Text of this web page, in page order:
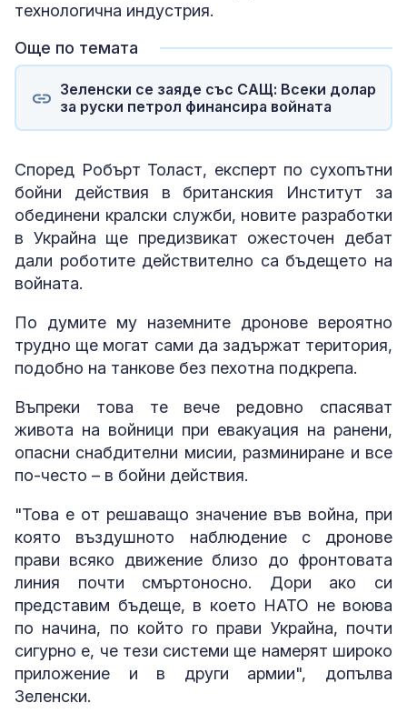
технологична индустрия.
Още по темата
Зеленски се заяде със САЩ: Всеки долар
за руски петрол финансира войната
Според Робърт Толаст, експерт по сухопътни
бойни действия в британския Институт за
обединени кралски служби, новите разработки
в Украйна ще предизвикат ожесточен дебат
дали роботите действително са бъдещето на
войната.
По думите му наземните дронове вероятно
трудно ще могат сами да задържат територия,
подобно на танкове без пехотна подкрепа.
Въпреки това те вече редовно спасяват
живота на войници при евакуация на ранени,
опасни снабдителни мисии, разминиране и все
по-често – в бойни действия.
"Това е от решаващо значение във война, при
която въздушното наблюдение с дронове
прави всяко движение близо до фронтовата
линия почти смъртоносно. Дори ако си
представим бъдеще, в което НАТО не воюва
по начина, по който го прави Украйна, почти
сигурно е, че тези системи ще намерят широко
приложение и в други армии", допълва
Зеленски.